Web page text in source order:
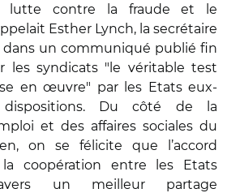
lutte contre la fraude et le
Esther Lynch, la secrétaire
dans un communiqué publié fin
les syndicats "le véritable test
en œuvre" par les Etats eux-
Du côté de la
et des affaires sociales du
on se félicite que l’accord
coopération entre les Etats
un meilleur partage